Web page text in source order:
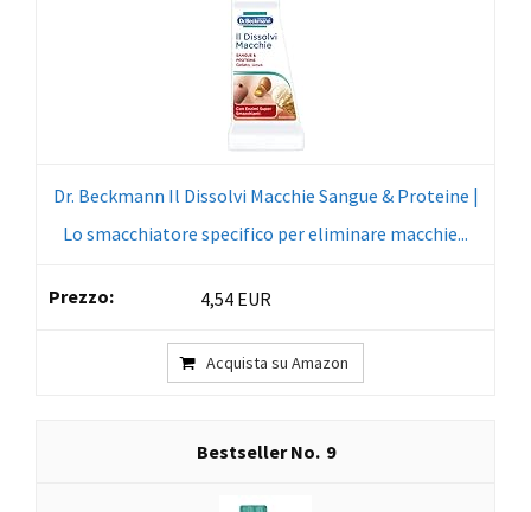
Dr. Beckmann Il Dissolvi Macchie Sangue & Proteine |
Lo smacchiatore specifico per eliminare macchie...
4,54 EUR
Acquista su Amazon
9